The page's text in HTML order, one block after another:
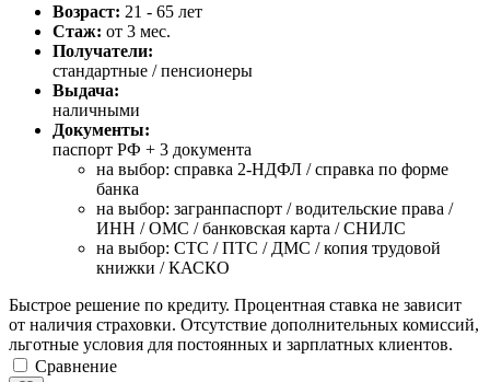
Возраст: 21 - 65 лет
Стаж: от 3 мес.
Получатели:
стандартные / пенсионеры
Выдача:
наличными
Документы:
паспорт РФ + 3 документа
на выбор: справка 2-НДФЛ / справка по форме
банка
на выбор: загранпаспорт / водительские права /
ИНН / ОМС / банковская карта / СНИЛС
на выбор: СТС / ПТС / ДМС / копия трудовой
книжки / КАСКО
Быстрое решение по кредиту. Процентная ставка не зависит
от наличия страховки. Отсутствие дополнительных комиссий,
льготные условия для постоянных и зарплатных клиентов.
Сравнение